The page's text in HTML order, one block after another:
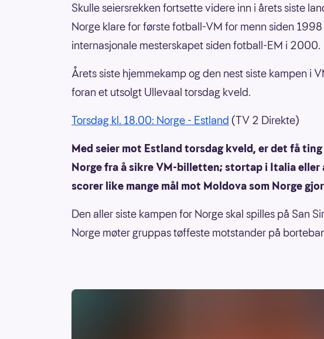
Skulle seiersrekken fortsette videre inn i årets siste
Norge klare for første fotball-VM for menn siden
internasjonale mesterskapet siden fotball-EM i 2000.
Årets siste hjemmekamp og den nest siste kampen i
foran et utsolgt Ullevaal torsdag kveld.
Torsdag kl. 18.00: Norge - Estland (TV 2 Direkte)
Med seier mot Estland torsdag kveld, er det få
Norge fra å sikre VM-billetten; stortap i Italia
scorer like mange mål mot Moldova som Norge
Den aller siste kampen for Norge skal spilles på San
Norge møter gruppas tøffeste motstander på